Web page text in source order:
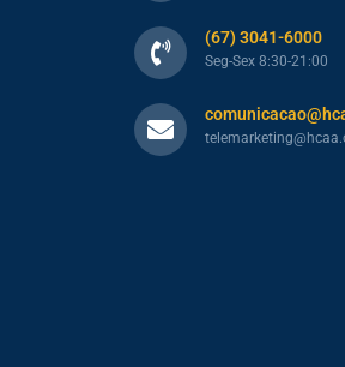
(67) 3041-6000
Seg-Sex 8:30-21:00